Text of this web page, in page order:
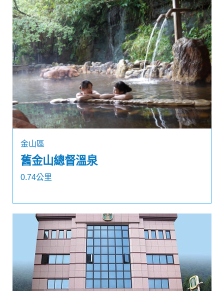
金山區
舊金山總督溫泉
0.74公里